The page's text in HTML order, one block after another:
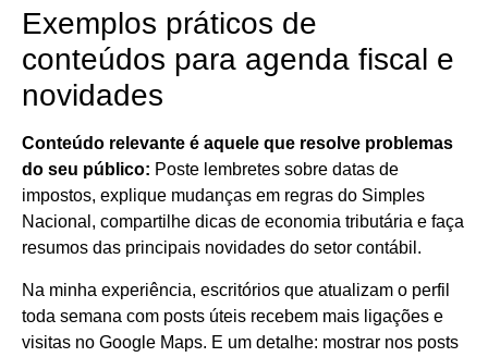
Exemplos práticos de
conteúdos para agenda fiscal e
novidades
Conteúdo relevante é aquele que resolve problemas
do seu público: Poste lembretes sobre datas de
impostos, explique mudanças em regras do Simples
Nacional, compartilhe dicas de economia tributária e faça
resumos das principais novidades do setor contábil.
Na minha experiência, escritórios que atualizam o perfil
toda semana com posts úteis recebem mais ligações e
visitas no Google Maps. E um detalhe: mostrar nos posts